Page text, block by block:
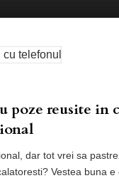
poze reusite in
dar tot vrei sa
Vestea buna e